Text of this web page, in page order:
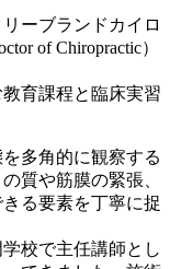
ーブランドカイロ
of Chiropractic）
育課程と臨床実習
多角的に観察する
質や筋膜の緊張、
る要素を丁寧に捉
校で主任講師とし